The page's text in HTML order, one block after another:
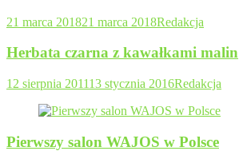
21 marca 201821 marca 2018Redakcja
Herbata czarna z kawałkami malin
12 sierpnia 201113 stycznia 2016Redakcja
Pierwszy salon WAJOS w Polsce